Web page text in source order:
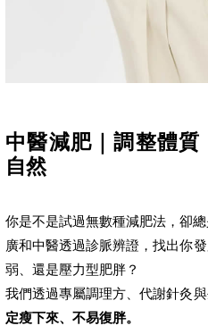
中醫減肥｜調整體
自然
你是不是試過無數種減肥法，卻
廣和中醫透過診脈辨證，找出你
弱、還是壓力型肥胖？
我們透過專屬調理方、代謝針灸與
定瘦下來、不易復胖。